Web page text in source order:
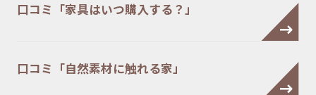
口コミ「家具はいつ購入する？」
口コミ「自然素材に触れる家」